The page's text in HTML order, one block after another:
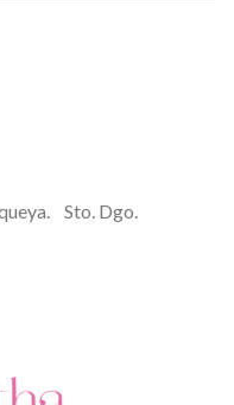
Sto. Dgo.